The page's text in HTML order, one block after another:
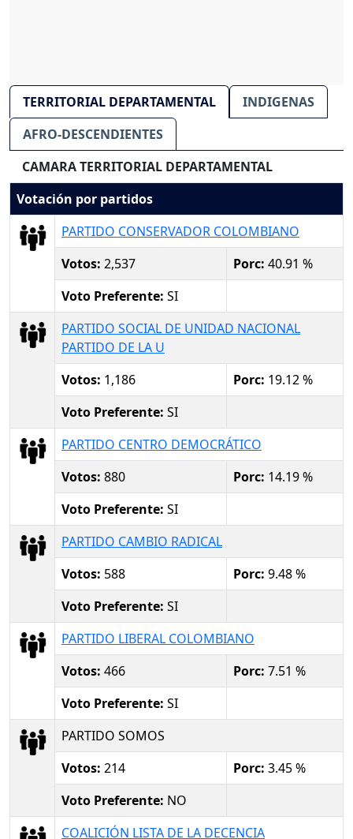
TERRITORIAL DEPARTAMENTAL
INDIGENAS
AFRO-DESCENDIENTES
CAMARA TERRITORIAL DEPARTAMENTAL
Votación por partidos
PARTIDO CONSERVADOR COLOMBIANO
Votos: 2,537 Porc: 40.91 %
Voto Preferente: SI
PARTIDO SOCIAL DE UNIDAD NACIONAL
PARTIDO DE LA U
Votos: 1,186 Porc: 19.12 %
Voto Preferente: SI
PARTIDO CENTRO DEMOCRÁTICO
Votos: 880 Porc: 14.19 %
Voto Preferente: SI
PARTIDO CAMBIO RADICAL
Votos: 588 Porc: 9.48 %
Voto Preferente: SI
PARTIDO LIBERAL COLOMBIANO
Votos: 466 Porc: 7.51 %
Voto Preferente: SI
PARTIDO SOMOS
Votos: 214 Porc: 3.45 %
Voto Preferente: NO
COALICIÓN LISTA DE LA DECENCIA